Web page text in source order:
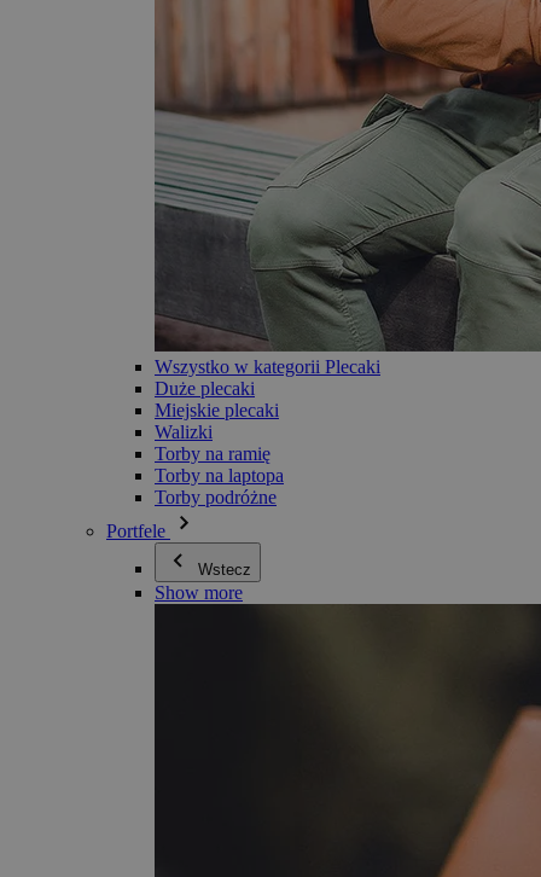
Wszystko w kategorii Plecaki
Duże plecaki
Miejskie plecaki
Walizki
Torby na ramię
Torby na laptopa
Torby podróżne
Portfele
Wstecz
Show more